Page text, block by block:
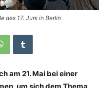
des 17. Juni in Berlin
am 21. Mai bei einer